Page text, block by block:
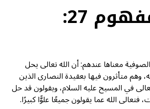
274 – مفهوم 27:
معناها عندهم: أن الله تعالى يحل
وهم متأثرون فيها بعقيدة النصارى الذين
في المسيح عليه السلام، ويقولون قد حل
فتعالى الله عما يقولون جميعًا علوًّا كبيرًا.